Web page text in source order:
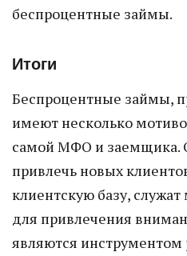
беспроцентные займы.
Итоги
Беспроцентные займы,
имеют несколько
самой МФО и
привлечь новых
клиентскую базу,
для привлечения
являются инструментом